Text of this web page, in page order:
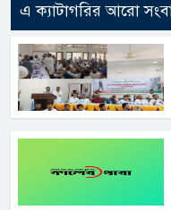
এ ক্যাটাগরির আরো